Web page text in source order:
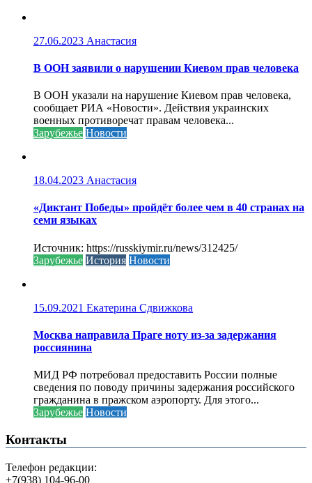
27.06.2023 Анастасия
В ООН заявили о нарушении Киевом прав человека
В ООН указали на нарушение Киевом прав человека,
сообщает РИА «Новости». Действия украинских
военных противоречат правам человека...
Зарубежье Новости
18.04.2023 Анастасия
«Диктант Победы» пройдёт более чем в 40 странах на
семи языках
Источник: https://russkiymir.ru/news/312425/
Зарубежье История Новости
15.09.2021 Екатерина Сдвижкова
Москва направила Праге ноту из-за задержания
россиянина
МИД РФ потребовал предоставить России полные
сведения по поводу причины задержания российского
гражданина в пражском аэропорту. Для этого...
Зарубежье Новости
Контакты
Телефон редакции:
+7(938) 104-96-00